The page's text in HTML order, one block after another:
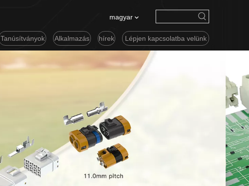
magyar
Tanúsítványok Alkalmazás hírek Lépjen kapcsolatba velünk